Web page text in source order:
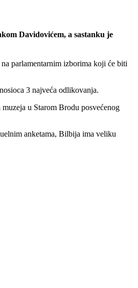
Davidovićem, a sastanku je
parlamentarnim izborima koji će biti
3 najveća odlikovanja.
u Starom Brodu posvećenog
anketama, Bilbija ima veliku